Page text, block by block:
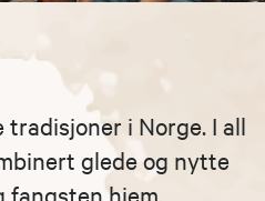
i Norge. I all
glede og nytte
fangsten hjem.